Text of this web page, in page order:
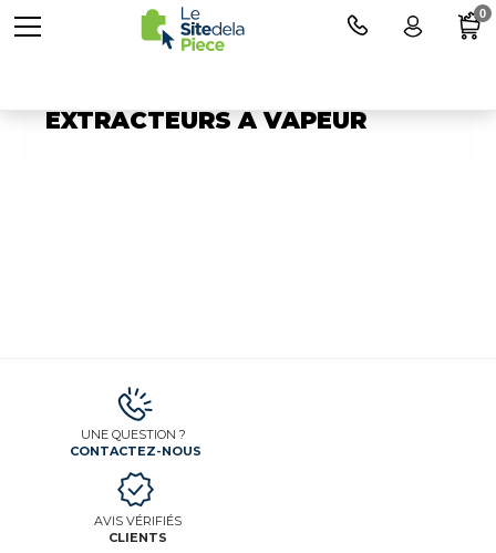
EXTRACTEURS A VAPEUR
UNE QUESTION ?
CONTACTEZ-NOUS
AVIS VÉRIFIÉS
CLIENTS
0